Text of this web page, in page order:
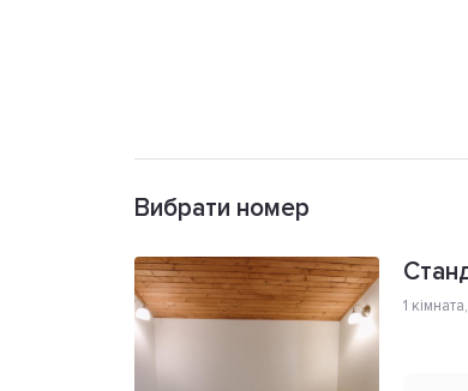
Вибрати номер
1 кімната,